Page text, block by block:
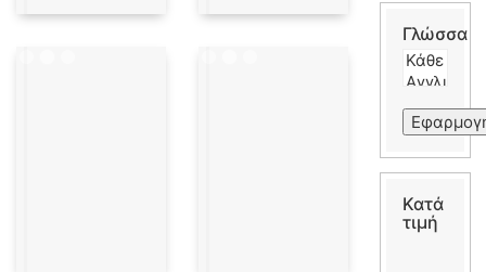
Γλώσσα
Κατά
τιμή